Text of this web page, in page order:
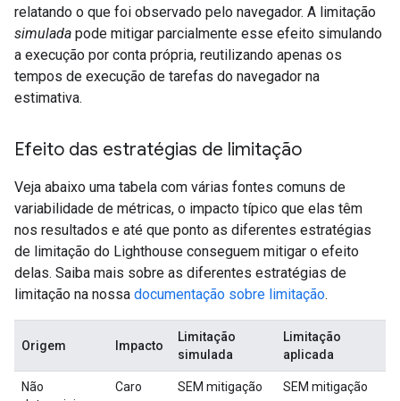
relatando o que foi observado pelo navegador. A limitação
simulada pode mitigar parcialmente esse efeito simulando
a execução por conta própria, reutilizando apenas os
tempos de execução de tarefas do navegador na
estimativa.
Efeito das estratégias de limitação
Veja abaixo uma tabela com várias fontes comuns de
variabilidade de métricas, o impacto típico que elas têm
nos resultados e até que ponto as diferentes estratégias
de limitação do Lighthouse conseguem mitigar o efeito
delas. Saiba mais sobre as diferentes estratégias de
limitação na nossa documentação sobre limitação.
Origem Impacto
Limitação
simulada
Limitação
aplicada
Não
Caro SEM mitigação SEM mitigação